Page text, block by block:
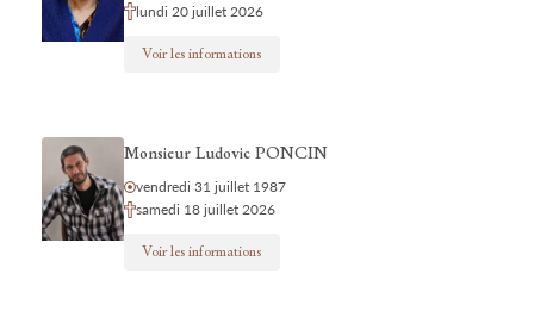
lundi 20 juillet 2026
Voir les informations
Monsieur Ludovic PONCIN
vendredi 31 juillet 1987
samedi 18 juillet 2026
Voir les informations